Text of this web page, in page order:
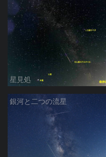
星見処
銀河と二つの流星